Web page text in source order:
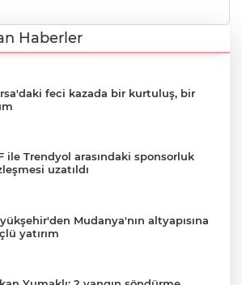
Haberler
feci kazada bir kurtuluş, bir
ile Trendyol arasındaki sponsorluk
uzatıldı
Mudanya'nın altyapısına
yatırım